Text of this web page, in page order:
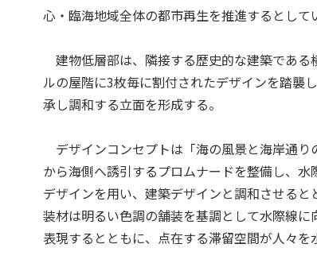
心・臨海地域全体の都市再生を推進するとして
建物低層部は、隣接する歴史的な建築であ
ルの屋階に3枚毎に割付されたデザインを踏襲
承し調和する立面を形成する。
デザインコンセプトは「海の風景と海岸通り
から海側へ誘引するプロムナードを整備し、
デザインを用い、建築デザインと調和させる
装材は明るい色調の舗装を基調として水際線
表現するとともに、点在する滞留空間が人々を